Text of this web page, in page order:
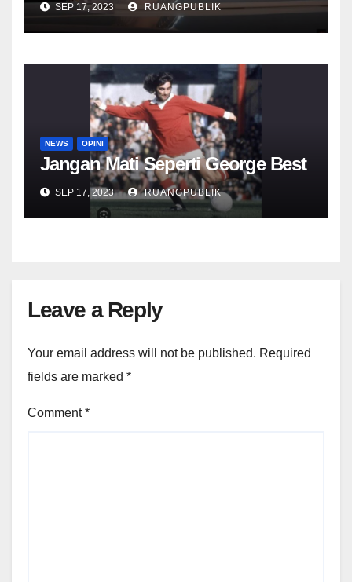
SEP 17, 2023 RUANGPUBLIK
NEWS OPINI
Jangan Mati Seperti George Best
SEP 17, 2023 RUANGPUBLIK
Leave a Reply
Your email address will not be published. Required
fields are marked *
Comment*